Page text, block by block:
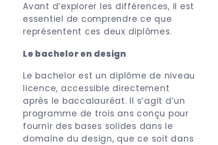
Avant d’explorer les différences, il est
essentiel de comprendre ce que
représentent ces deux diplômes.
Le bachelor en design
Le bachelor est un diplôme de niveau
licence, accessible directement
après le baccalauréat. Il s’agit d’un
programme de trois ans conçu pour
fournir des bases solides dans le
domaine du design, que ce soit dans